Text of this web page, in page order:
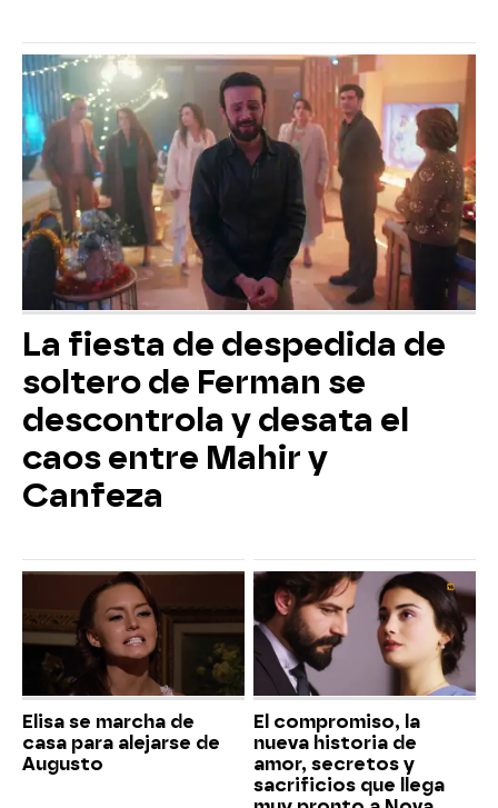
La fiesta de despedida de
soltero de Ferman se
descontrola y desata el
caos entre Mahir y
Canfeza
Elisa se marcha de
casa para alejarse de
Augusto
El compromiso, la
nueva historia de
amor, secretos y
sacrificios que llega